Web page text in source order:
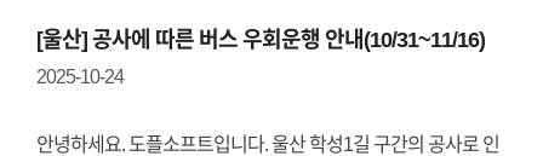
[울산] 공사에 따른 버스 우회운행 안내(10/31~11/16)
2025-10-24
안녕하세요. 도플소프트입니다. 울산 학성1길 구간의 공사로 인